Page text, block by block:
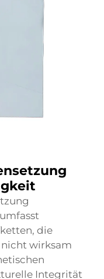
die
wirksam
Integrität